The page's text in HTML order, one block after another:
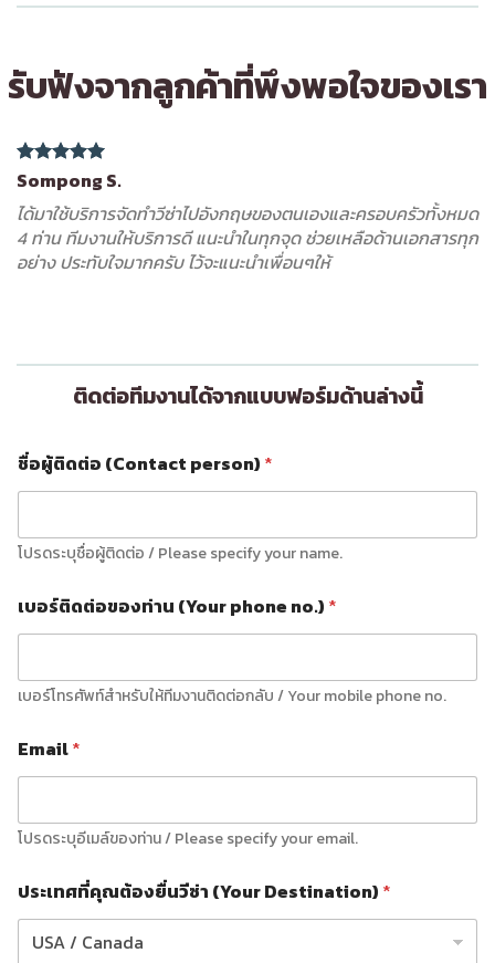
รับฟังจากลูกค้าที่พึงพอใจของเรา
Sompong S.
ได้มาใช้บริการจัดทำวีซ่าไปอังกฤษของตนเองและครอบครัวทั้งหมด
4 ท่าน ทีมงานให้บริการดี แนะนำในทุกจุด ช่วยเหลือด้านเอกสารทุก
อย่าง ประทับใจมากครับ ไว้จะแนะนำเพื่อนๆให้
ติดต่อทีมงานได้จากแบบฟอร์มด้านล่างนี้
ชื่อผู้ติดต่อ (Contact person) *
โปรดระบุชื่อผู้ติดต่อ / Please specify your name.
เบอร์ติดต่อของท่าน (Your phone no.) *
เบอร์โทรศัพท์สำหรับให้ทีมงานติดต่อกลับ / Your mobile phone no.
Email*
โปรดระบุอีเมล์ของท่าน / Please specify your email.
ประเทศที่คุณต้องยื่นวีซ่า (Your Destination) *